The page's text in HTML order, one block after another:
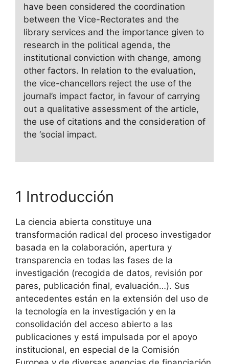
have been considered the coordination
between the Vice-Rectorates and the
library services and the importance given to
research in the political agenda, the
institutional conviction with change, among
other factors. In relation to the evaluation,
the vice-chancellors reject the use of the
journal’s impact factor, in favour of carrying
out a qualitative assessment of the article,
the use of citations and the consideration of
the ‘social impact.
1 Introducción
La ciencia abierta constituye una
transformación radical del proceso investigador
basada en la colaboración, apertura y
transparencia en todas las fases de la
investigación (recogida de datos, revisión por
pares, publicación final, evaluación…). Sus
antecedentes están en la extensión del uso de
la tecnología en la investigación y en la
consolidación del acceso abierto a las
publicaciones y está impulsada por el apoyo
institucional, en especial de la Comisión